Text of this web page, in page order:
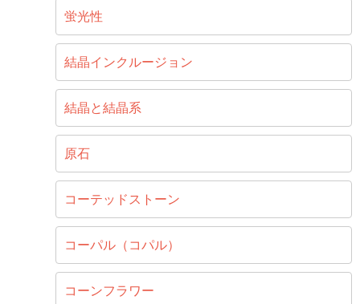
蛍光性
結晶インクルージョン
結晶と結晶系
原石
コーテッドストーン
コーパル（コパル）
コーンフラワー